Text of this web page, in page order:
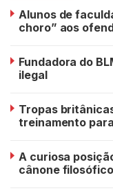
Alunos de
choro” aos
Fundadora do
ilegal
Tropas
treinamento
A curiosa
cânone filosófico